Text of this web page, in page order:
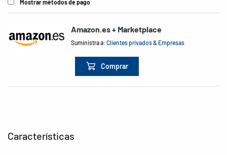
Mostrar métodos de pago
Amazon.es + Marketplace
Suministra a:Clientes privados & Empresas
Comprar
Características